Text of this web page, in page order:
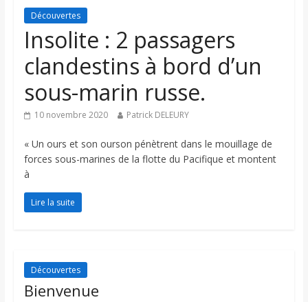
Découvertes
Insolite : 2 passagers
clandestins à bord d’un
sous-marin russe.
10 novembre 2020 Patrick DELEURY
« Un ours et son ourson pénètrent dans le mouillage de
forces sous-marines de la flotte du Pacifique et montent
à
Lire la suite
Découvertes
Bienvenue